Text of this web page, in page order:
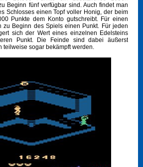
Beginn fünf verfügbar sind. Auch findet man
Schlosses einen Topf voller Honig, der beim
Punkte dem Konto gutschreibt. Für einen
zu Beginn des Spiels einen Punkt. Für jeden
sich der Wert eines einzelnen Edelsteins
Punkt. Die Feinde sind dabei äußerst
teilweise sogar bekämpft werden.